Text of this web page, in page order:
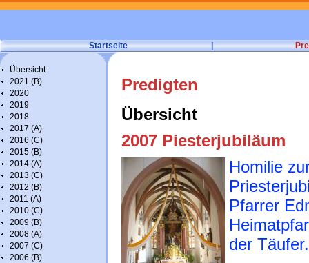
Startseite |
Übersicht
2021 (B)
2020
2019
2018
2017 (A)
2016 (C)
2015 (B)
2014 (A)
2013 (C)
2012 (B)
2011 (A)
2010 (C)
2009 (B)
2008 (A)
2007 (C)
2006 (B)
Predigten
Übersicht
2007 Piesterjubiläum
Homilie
Pfarrer
der Täufer.